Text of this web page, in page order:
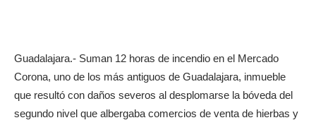
Guadalajara.- Suman 12 horas de incendio en el Mercado
Corona, uno de los más antiguos de Guadalajara, inmueble
que resultó con daños severos al desplomarse la bóveda del
segundo nivel que albergaba comercios de venta de hierbas y